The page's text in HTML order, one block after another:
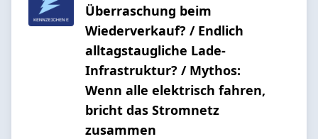
Überraschung beim
Wiederverkauf? / Endlich
alltagstaugliche Lade-
Infrastruktur? / Mythos:
Wenn alle elektrisch fahren,
bricht das Stromnetz
zusammen